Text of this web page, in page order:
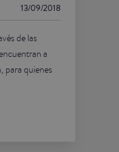
13/09/2018
de las
a
para quienes